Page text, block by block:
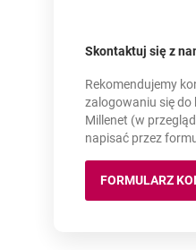
Aktywacja
Skontaktuj się z
Rekomendujemy
zalogowaniu się
Millenet (w
napisać przez
FORMULARZ